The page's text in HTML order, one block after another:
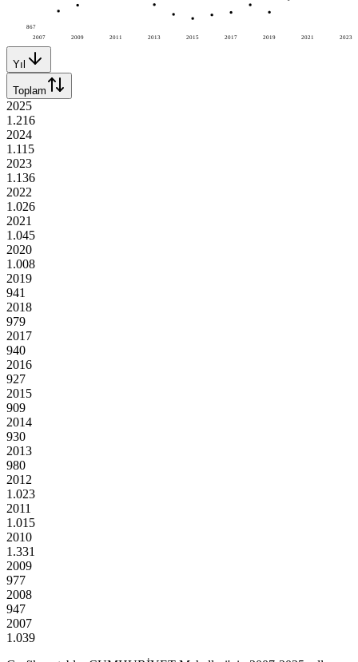
2007 2009 2011 2013 2015 2017 2019 2021 2023
867
Yıl
Toplam
2025
1.216
2024
1.115
2023
1.136
2022
1.026
2021
1.045
2020
1.008
2019
941
2018
979
2017
940
2016
927
2015
909
2014
930
2013
980
2012
1.023
2011
1.015
2010
1.331
2009
977
2008
947
2007
1.039